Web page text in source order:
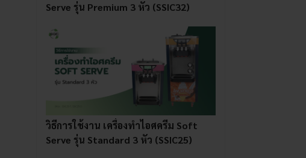
Serve รุ่น Premium 3 หัว (SSIC32)
วิธีการใช้งาน เครื่องทําไอศครีม Soft
Serve รุ่น Standard 3 หัว (SSIC25)